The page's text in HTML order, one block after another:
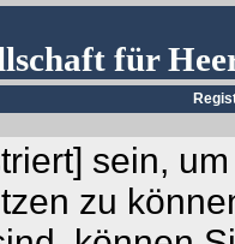
für
] sein,
zu